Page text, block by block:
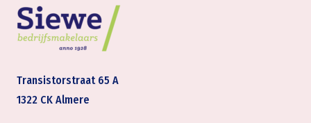
Transistorstraat 65 A
1322 CK Almere